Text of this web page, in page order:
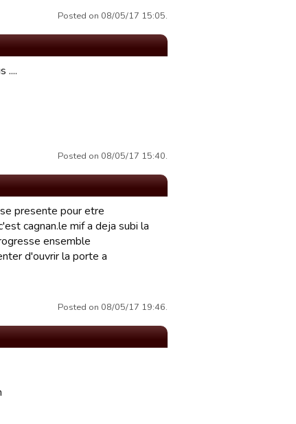
Posted on 08/05/17 15:05.
....
Posted on 08/05/17 15:40.
presente pour etre
cagnan.le mif a deja subi la
ensemble
d'ouvrir la porte a
Posted on 08/05/17 19:46.